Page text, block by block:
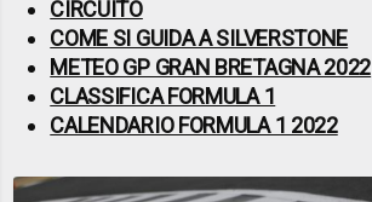
CIRCUITO
COME SI GUIDA A SILVERSTONE
METEO GP GRAN BRETAGNA 2022
CLASSIFICA FORMULA 1
CALENDARIO FORMULA 1 2022